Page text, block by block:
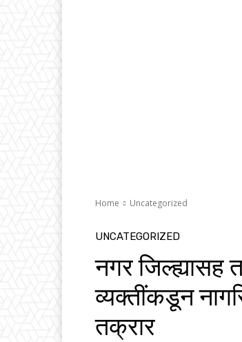
Home Uncategorized
UNCATEGORIZED
नगर जिल्ह्यासह
व्यक्तींकडून
तक्रार